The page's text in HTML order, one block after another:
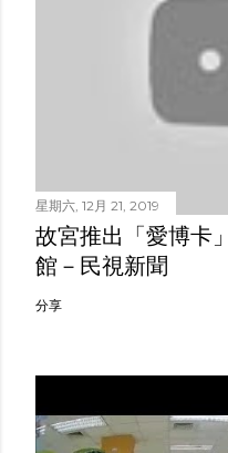
星期六, 12月 21, 2019
故宮推出「愛博卡
館－民視新聞
分享